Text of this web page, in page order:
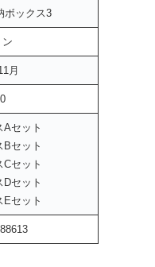
ボックス3
ン
月
Aセット
Bセット
Cセット
Dセット
Eセット